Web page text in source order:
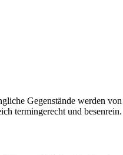
Gegenstände werden
termingerecht und besenrein.